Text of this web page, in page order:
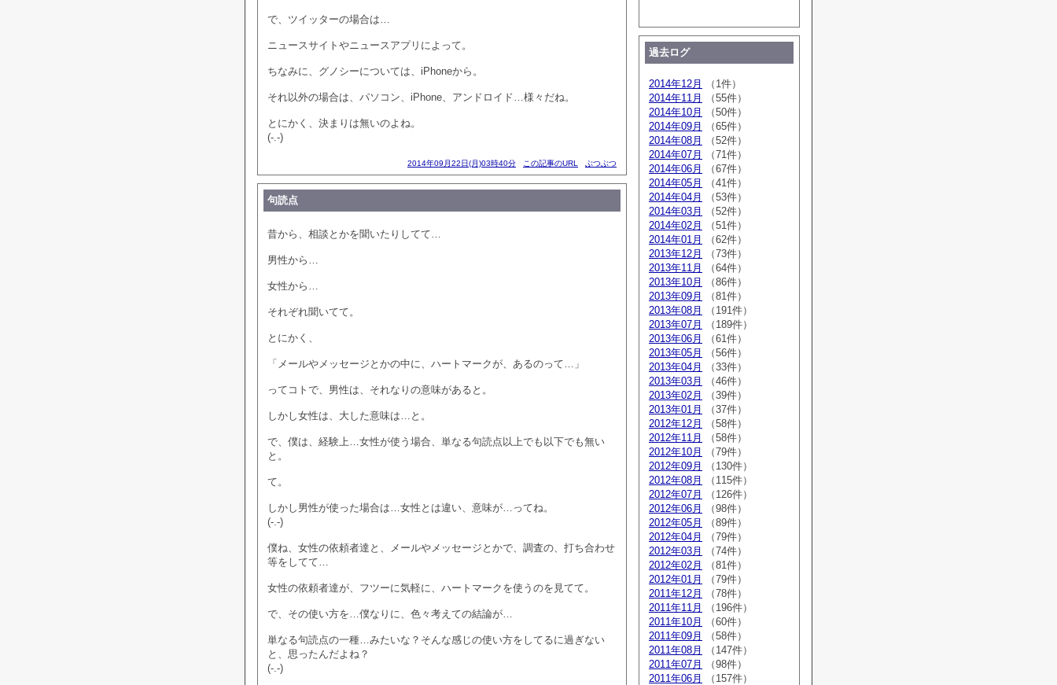
で、ツイッターの場合は…
ニュースサイトやニュースアプリによって。
ちなみに、グノシーについては、iPhoneから。
それ以外の場合は、パソコン、iPhone、アンドロイド…様々だね。
とにかく、決まりは無いのよね。
(-.-)
2014年09月22日(月)03時40分 この記事のURL ぶつぶつ
句読点
昔から、相談とかを聞いたりしてて…
男性から…
女性から…
それぞれ聞いてて。
とにかく、
「メールやメッセージとかの中に、ハートマークが、あるのって…」
ってコトで、男性は、それなりの意味があると。
しかし女性は、大した意味は…と。
で、僕は、経験上…女性が使う場合、単なる句読点以上でも以下でも無い
と。
て。
しかし男性が使った場合は…女性とは違い、意味が…ってね。
(-.-)
僕ね、女性の依頼者達と、メールやメッセージとかで、調査の、打ち合わせ
等をしてて…
女性の依頼者達が、フツーに気軽に、ハートマークを使うのを見てて。
で、その使い方を…僕なりに、色々考えての結論が…
単なる句読点の一種…みたいな？そんな感じの使い方をしてるに過ぎない
と、思ったんだよね？
(-.-)
過去ログ
2014年12月
（1件）
2014年11月
（55件）
2014年10月
（50件）
2014年09月
（65件）
2014年08月
（52件）
2014年07月
（71件）
2014年06月
（67件）
2014年05月
（41件）
2014年04月
（53件）
2014年03月
（52件）
2014年02月
（51件）
2014年01月
（62件）
2013年12月
（73件）
2013年11月
（64件）
2013年10月
（86件）
2013年09月
（81件）
2013年08月
（191件）
2013年07月
（189件）
2013年06月
（61件）
2013年05月
（56件）
2013年04月
（33件）
2013年03月
（46件）
2013年02月
（39件）
2013年01月
（37件）
2012年12月
（58件）
2012年11月
（58件）
2012年10月
（79件）
2012年09月
（130件）
2012年08月
（115件）
2012年07月
（126件）
2012年06月
（98件）
2012年05月
（89件）
2012年04月
（79件）
2012年03月
（74件）
2012年02月
（81件）
2012年01月
（79件）
2011年12月
（78件）
2011年11月
（196件）
2011年10月
（60件）
2011年09月
（58件）
2011年08月
（147件）
2011年07月
（98件）
2011年06月
（157件）